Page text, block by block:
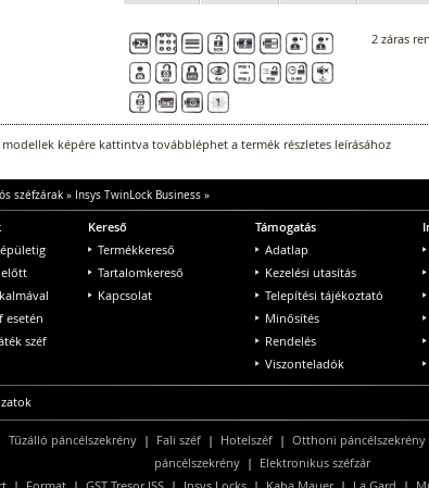
2 záras
modellek képére kattintva továbbléphet a termék részletes leírásához
széfzárak» Insys TwinLock Business»
előtt
esetén
széf
Kereső
Termékkereső
Tartalomkereső
Kapcsolat
Támogatás
Adatlap
Kezelési utasítás
Telepítési tájékoztató
Minősítés
Rendelés
Viszonteladók
Tűzálló páncélszekrény| Fali széf| Hotelszéf| Otthoni páncélszekrény
páncélszekrény | Elektronikus széfzár